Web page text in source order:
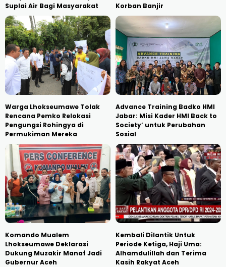
Suplai Air Bagi Masyarakat
Korban Banjir
Warga Lhokseumawe Tolak
Rencana Pemko Relokasi
Pengungsi Rohingya di
Permukiman Mereka
Advance Training Badko HMI
Jabar: Misi Kader HMI Back to
Society’ untuk Perubahan
Sosial
Komando Mualem
Lhokseumawe Deklarasi
Dukung Muzakir Manaf Jadi
Gubernur Aceh
Kembali Dilantik Untuk
Periode Ketiga, Haji Uma:
Alhamdulillah dan Terima
Kasih Rakyat Aceh